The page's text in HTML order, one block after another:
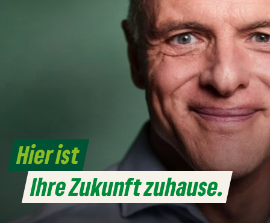
Hier ist
Ihre Zukunft zuhause.